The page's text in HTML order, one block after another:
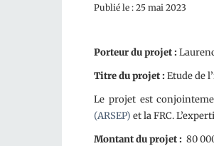
Publié le : 25 mai 2023
Porteur du projet :
Titre du projet: Etude de
Le projet est
(ARSEP) et la FRC.
Montant du projet: 80